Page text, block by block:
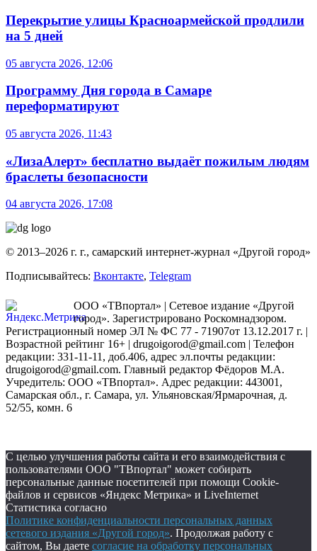
Перекрытие улицы Красноармейской продлили
на 5 дней
05 августа 2026, 12:06
Программу Дня города в Самаре
переформатируют
05 августа 2026, 11:43
«ЛизаАлерт» бесплатно выдаёт пожилым людям
браслеты безопасности
04 августа 2026, 17:08
© 2013–2026 г. г., самарский интернет-журнал «Другой город»
Подписывайтесь: Вконтакте, Telegram
ООО «ТВпортал» | Сетевое издание «Другой
город». Зарегистрировано Роскомнадзором.
Регистрационный номер ЭЛ № ФС 77 - 71907от 13.12.2017 г. |
Возрастной рейтинг 16+ | drugoigorod@gmail.com | Телефон
редакции: 331-11-11, доб.406, адрес эл.почты редакции:
drugoigorod@gmail.com. Главный редактор Фёдоров М.А.
Учредитель: ООО «ТВпортал». Адрес редакции: 443001,
Самарская обл., г. Самара, ул. Ульяновская/Ярмарочная, д.
52/55, комн. 6
С целью улучшения работы сайта и его взаимодействия с
пользователями ООО "ТВпортал" может собирать
персональные данные посетителей при помощи Cookie-
файлов и сервисов «Яндекс Метрика» и LiveInternet
Статистика согласно
Политике конфиденциальности персональных данных
сетевого издания «Другой город». Продолжая работу с
сайтом, Вы даете согласие на обработку персональных